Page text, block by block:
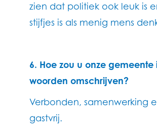
zien dat politiek ook leuk is
stijfjes is als menig mens
6. Hoe zou u onze gemeente
woorden omschrijven?
Verbonden, samenwerking
gastvrij.